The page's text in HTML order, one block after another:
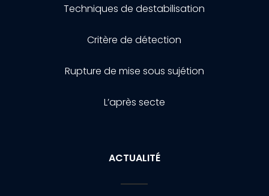
Techniques de destabilisation
Critère de détection
Rupture de mise sous sujétion
L’après secte
ACTUALITÉ